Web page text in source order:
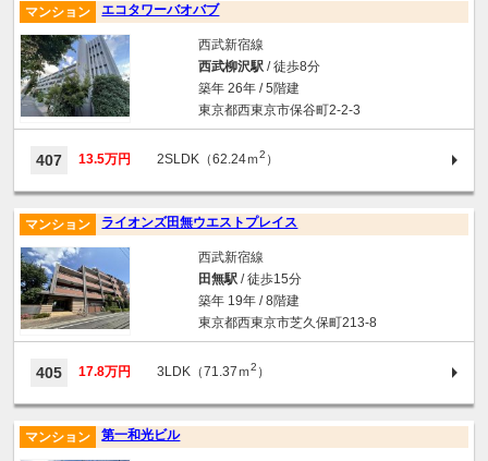
エコタワーバオバブ
マンション
西武新宿線
西武柳沢駅/ 徒歩8分
築年 26年 / 5階建
東京都西東京市保谷町2-2-3
407 13.5万円 2SLDK（62.24ｍ2 ）
ライオンズ田無ウエストプレイス
マンション
西武新宿線
田無駅/ 徒歩15分
築年 19年 / 8階建
東京都西東京市芝久保町213-8
405 17.8万円 3LDK（71.37ｍ2 ）
第一和光ビル
マンション